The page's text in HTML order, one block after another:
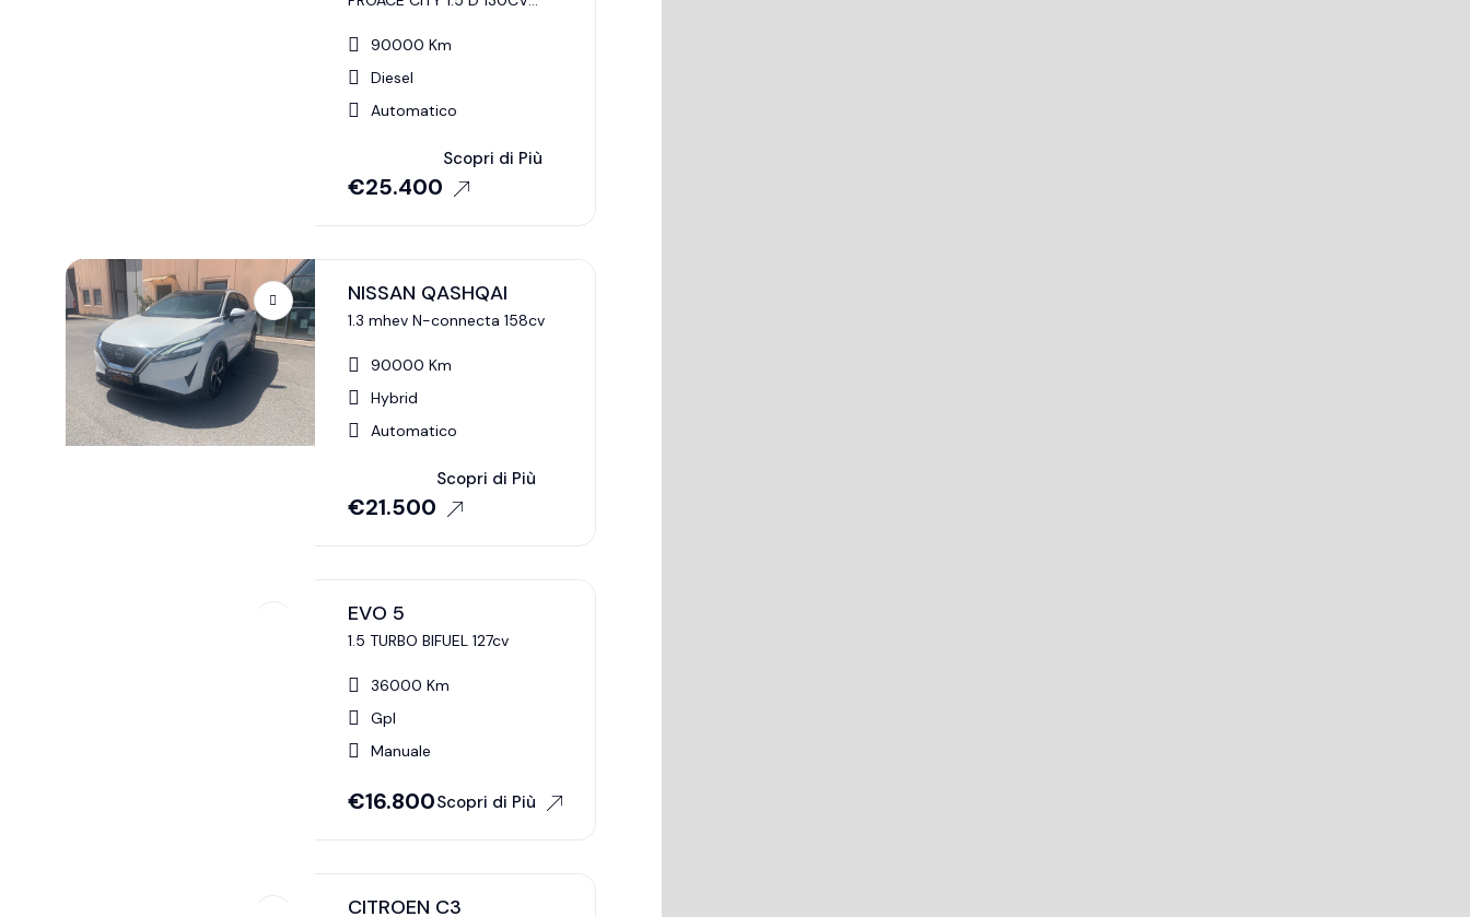
90000 Km
Diesel
Automatico
€25.400
Scopri di Più
NISSAN QASHQAI
1.3 mhev N-connecta 158cv
90000 Km
Hybrid
Automatico
€21.500
Scopri di Più
EVO 5
1.5 TURBO BIFUEL 127cv
36000 Km
Gpl
Manuale
€16.800Scopri di Più
CITROEN C3